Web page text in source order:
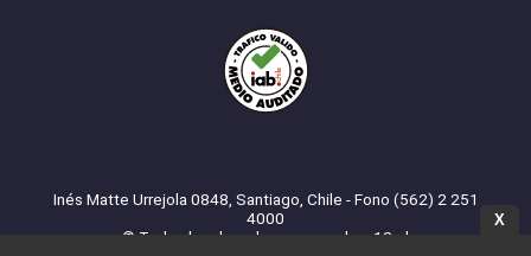
Inés Matte Urrejola 0848, Santiago, Chile - Fono (562) 2 251
4000
© Todos los derechos reservados. 13.cl
X